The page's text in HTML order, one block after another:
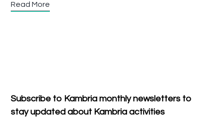
Read More
Subscribe to Kambria monthly newsletters to
stay updated about Kambria activities